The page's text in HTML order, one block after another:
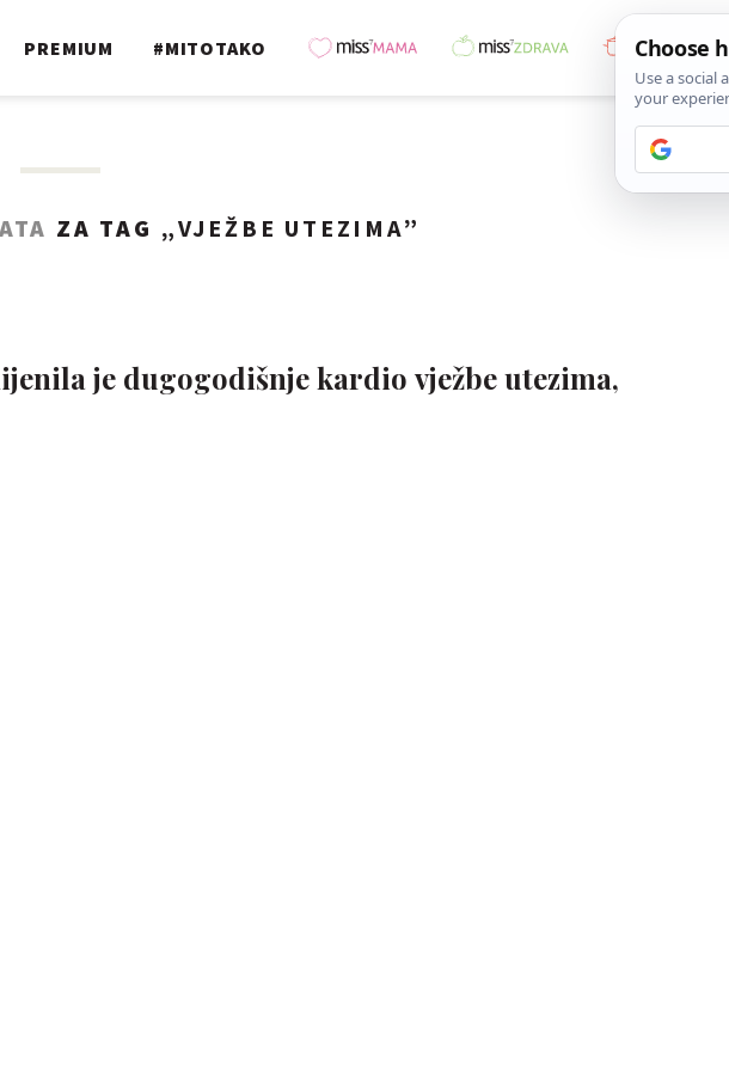
PREMIUM #MITOTAKO
ZA TAG „VJEŽBE UTEZIMA”
je dugogodišnje kardio vježbe utezima,